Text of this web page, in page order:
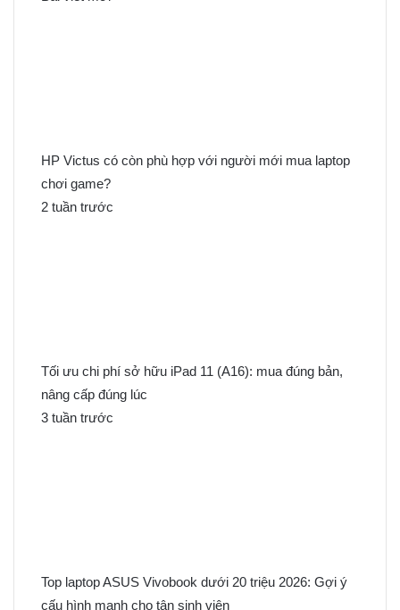
HP Victus có còn phù hợp với người mới mua laptop
chơi game?
2 tuần trước
Tối ưu chi phí sở hữu iPad 11 (A16): mua đúng bản,
nâng cấp đúng lúc
3 tuần trước
Top laptop ASUS Vivobook dưới 20 triệu 2026: Gợi ý
cấu hình mạnh cho tân sinh viên